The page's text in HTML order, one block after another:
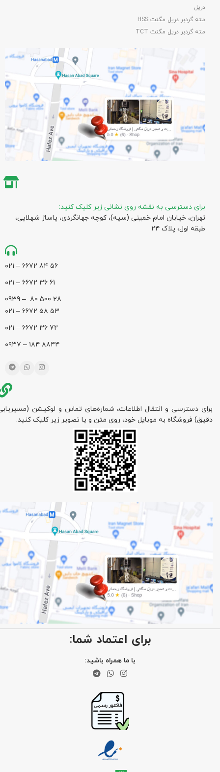
دریل
مته گردبر دریل مگنت HSS
مته گردبر دریل مگنت TCT
برای دسترسی به نقشه روی نشانی زیر کلیک کنید:
تهران، خیابان امام خمینی (سپه)، کوچه جهانگردی،‌ پاساژ شهلایی،
طبقه اول، پلاک ۲۴
۵۶ ۸۴ ۶۶۷۲ – ۰۲۱
61 36 ۶۶۷۲ – ۰۲۱
28 500 80 – 0939
۵۳ ۵۸ ۶۶۷۲ – ۰۲۱
72 36 ۶۶۷۲ – ۰۲۱
۸۸۴۴ ۱۸۴ – ۰۹۳۷
برای دسترسی و انتقال اطلاعات، شماره‌های تماس و لوکیشن
دقیق) فروشگاه به موبایل خود، روی متن و یا تصویر زیر کلیک کنید.
برای اعتماد شما:
با ما همراه باشید: